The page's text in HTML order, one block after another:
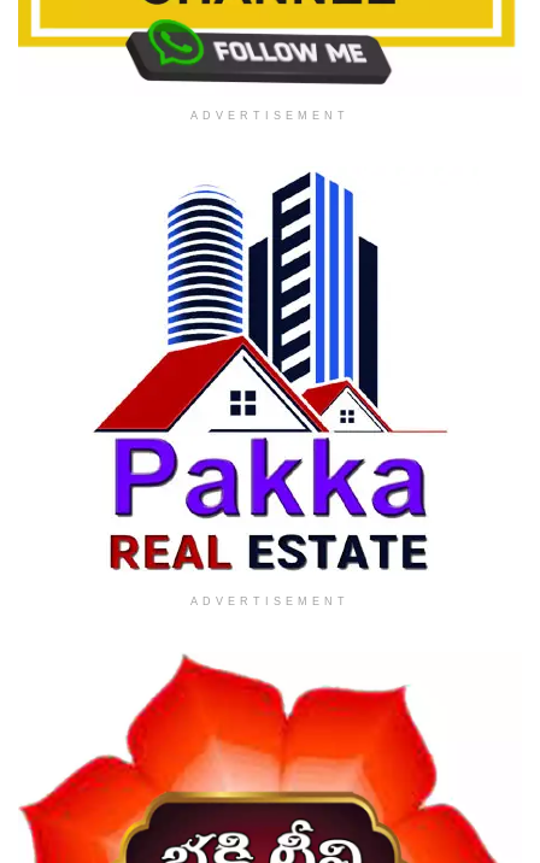
ADVERTISEMENT
ADVERTISEMENT